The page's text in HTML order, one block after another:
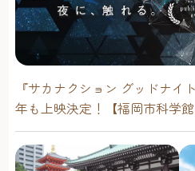
『サカナクション グッドナ
年も上映決定！【福岡市科学